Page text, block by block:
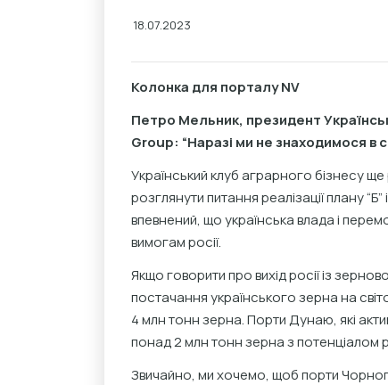
18.07.2023
Колонка для порталу NV
Петро Мельник, президент
Group: “Наразі ми не знаходимося в
Український клуб аграрного бізнесу
розглянути питання реалізації плану
впевнений, що українська влада і
вимогам росії.
Якщо говорити про вихід росії із
постачання українського зерна на
4 млн тонн зерна. Порти Дунаю, які
понад 2 млн тонн зерна з потенціалом
Звичайно, ми хочемо, щоб порти